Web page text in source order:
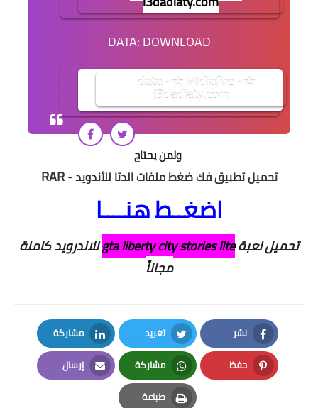
DATA: DOWNLOAD
data ~☆ Midiafire ~☆
i3dadiaty.com
تحميل تطبيق فك ضغط ملفات الدتا للأندويد -RAR
اضغــط هنــــا
تحميل لعبةgta liberty city stories liteللاندرويد كاملة
مجاناً
نشر
Facebook
تغريد
Twitter
مشاركة
LinkedIn
حفظ
Pinterest
مشاركة
Whatsapp
إرسال
Email
طباعة